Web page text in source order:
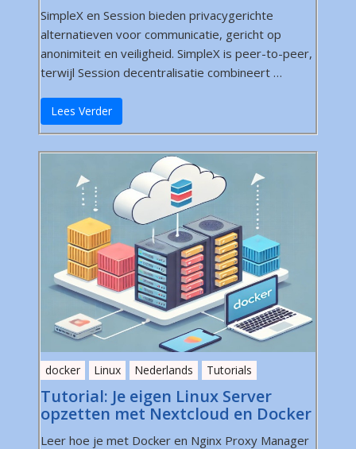
SimpleX en Session bieden privacygerichte
alternatieven voor communicatie, gericht op
anonimiteit en veiligheid. SimpleX is peer-to-peer,
terwijl Session decentralisatie combineert …
Lees Verder
docker Linux Nederlands Tutorials
Tutorial: Je eigen Linux Server
opzetten met Nextcloud en Docker
Leer hoe je met Docker en Nginx Proxy Manager